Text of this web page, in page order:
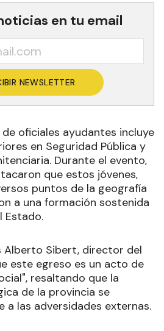
en tu email
NEWSLETTER
de oficiales ayudantes incluye
en Seguridad Pública y
Durante el evento,
que estos jóvenes,
puntos de la geografía
a una formación sostenida
Estado.
Alberto Sibert, director del
este egreso es un acto de
resaltando que la
de la provincia se
a las adversidades externas.